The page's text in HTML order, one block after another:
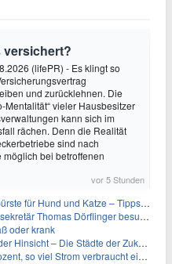
versichert?
(lifePR) - Es klingt so
und zurücklehnen. Die
Mentalität“ vieler Hausbesitzer
kann sich im
rächen. Denn die Realität
sind nach
bei betroffenen
vor 5 Stunden
und Katze – Tipps zur erfolgreichen Eingewöhnung
besucht Handwerksbetrieb im Kammerbezirk Freiburg
oder krank
– Die Städte der Zukunft sind grün-blau
viel Strom verbraucht ein Aufzug im Gebäude